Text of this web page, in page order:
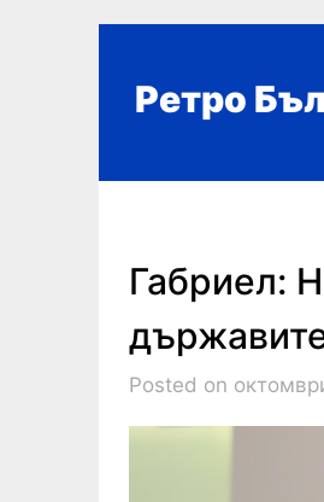
Ретро
Габриел:
Posted on